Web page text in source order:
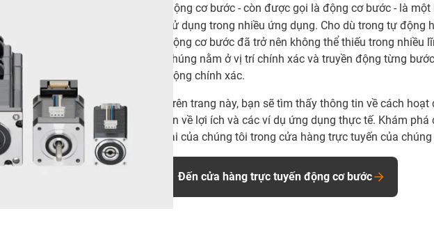
Động cơ bước - còn được gọi là động cơ bước - là một
sử dụng trong nhiều ứng dụng. Cho dù trong tự động
động cơ bước đã trở nên không thể thiếu trong nhiều
chúng nằm ở vị trí chính xác và truyền động từng
động chính xác.
Trên trang này, bạn sẽ tìm thấy thông tin về cách
tin về lợi ích và các ví dụ ứng dụng thực tế. Khám
lai của chúng tôi trong cửa hàng trực tuyến của
Đến cửa hàng trực tuyến động cơ bước